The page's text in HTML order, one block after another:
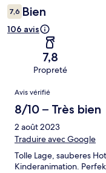
7,6 Bien
106 avis
7,8
Propreté
Avis
Avis vérifié
8/10 – Très bien
2 août 2023
Traduire avec Google
Tolle Lage, sauberes
Kinderanimation.